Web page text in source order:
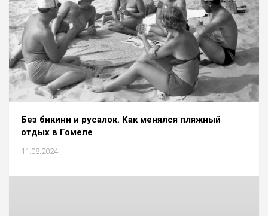
Без бикини и русалок. Как менялся пляжный
отдых в Гомеле
11.08.2024